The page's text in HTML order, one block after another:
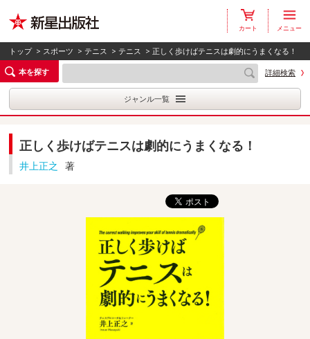
カート メニュー
トップ > スポーツ >テニス >テニス > 正しく歩けばテニスは劇的にうまくなる！
本を探す
詳細検索
ジャンル一覧
正しく歩けばテニスは劇的にうまくなる！
井上正之 著